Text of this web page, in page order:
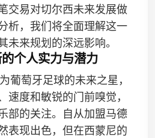
交易对切尔西未来发展做
析，我们将全面理解这一
未来规划的深远影响。
的个人实力与潜力
葡萄牙足球的未来之星，
速度和敏锐的门前嗅觉，
部的关注。自从加盟马德
表现出色，但在西蒙尼的